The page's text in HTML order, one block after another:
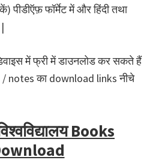
पीडीऍफ़ फॉर्मेट में और हिंदी तथा
में फ्री में डाउनलोड कर सकते हैं
notes का download links नीचे
Books